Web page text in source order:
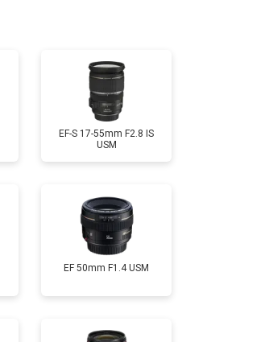
Заказать
EF-S 17-55mm F2.8 IS
USM
EF 50mm F1.4 USM